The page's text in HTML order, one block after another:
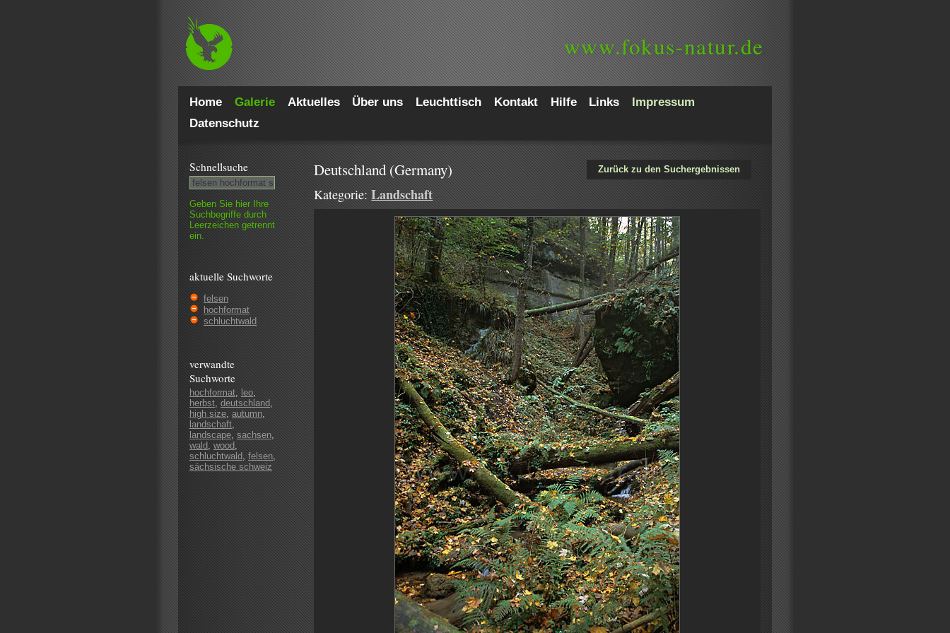
www.fokus-natur.de
Home Galerie Aktuelles Über uns Leuchttisch Kontakt Hilfe Links
Impressum
Datenschutz
Schnell­suche
Geben Sie hier Ihre
Such­begriffe durch
Leer­zeichen getrennt
ein.
aktuelle Suchworte
felsen
hochformat
schluchtwald
verwandte
Suchworte
hochformat, leo,
herbst, deutschland,
high size, autumn,
landschaft,
landscape, sachsen,
wald, wood,
schluchtwald, felsen,
sächsische schweiz
Zurück zu den Suchergebnissen
Deutschland (Germany)
Kategorie:Landschaft